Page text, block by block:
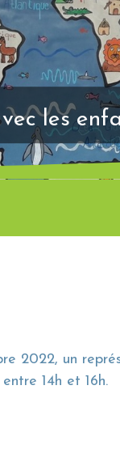
les
2022, un
14h et 16h.